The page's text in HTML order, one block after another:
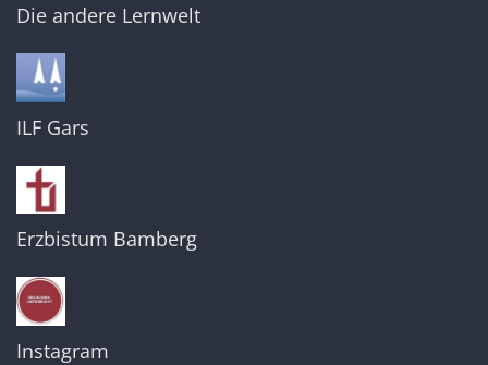
Die andere Lernwelt
ILF Gars
Erzbistum Bamberg
Instagram